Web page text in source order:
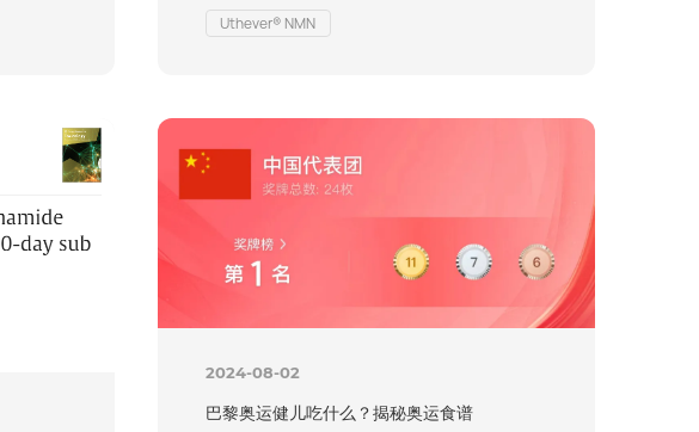
Uthever® NMN
2024-08-02
巴黎奥运健儿吃什么？揭秘奥运食谱